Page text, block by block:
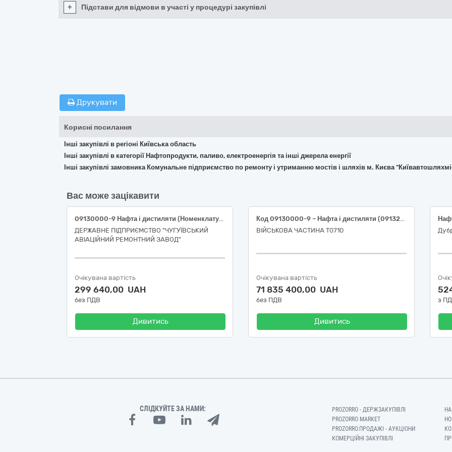
+ Підстави для відмови в участі у процедурі закупівлі
Друкувати
Корисні посилання
Інші закупівлі в регіоні Київська область
Інші закупівлі в категорії Нафтопродукти, паливо, електроенергія та інші джерела енергії
Інші закупівлі замовника Комунальне підприємство по ремонту і утриманню мостів і шляхів м. Києва
Вас може зацікавити
09130000-9 Нафта і дистиляти (Номенклатура 09131000-6 Авіаційний гас) (паливо ТС-1 або паливо Jet А-1)
ДЕРЖАВНЕ ПІДПРИЄМСТВО "ЧУГУЇВСЬКИЙ
АВІАЦІЙНИЙ РЕМОНТНИЙ ЗАВОД"
Очікувана вартість
299 640,00 UAH
без ПДВ
Дивитись
Код 09130000-9 – Нафта і дистиляти (09132000-3 – Бензин А-95 Євро 5 (ДСТУ 7687:2015); 09134200-9–Дизельне паливо Євро-5, (ДСТУ 7688:2015))
ВІЙСЬКОВА ЧАСТИНА Т0710
Очікувана вартість
71 835 400,00 UAH
без ПДВ
Дивитись
з
СЛІДКУЙТЕ ЗА НАМИ:
PROZORRO - ДЕРЖЗАКУПІВЛІ
PROZORRO MARKET
PROZORRO.ПРОДАЖІ - АУКЦІОНИ
КОМЕРЦІЙНІ ЗАКУПІВЛІ